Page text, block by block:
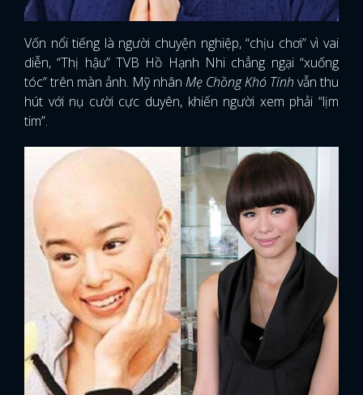
Vốn nổi tiếng là người chuyện nghiệp, “chịu chơi” vì vai
diễn, “Thị hậu” TVB Hồ Hạnh Nhi chẳng ngại “xuống
tóc” trên màn ảnh. Mỹ nhân Mẹ Chồng Khó Tính vẫn thu
hút với nụ cười cực duyên, khiến người xem phải “lịm
tim”.